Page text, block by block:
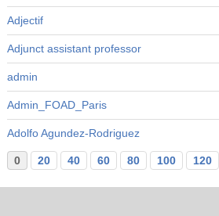
Adjectif
Adjunct assistant professor
admin
Admin_FOAD_Paris
Adolfo Agundez-Rodriguez
0 20 40 60 80 100 120